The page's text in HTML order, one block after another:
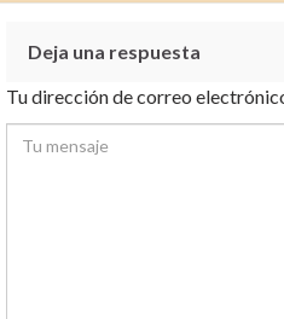
Deja una respuesta
Tu dirección de correo